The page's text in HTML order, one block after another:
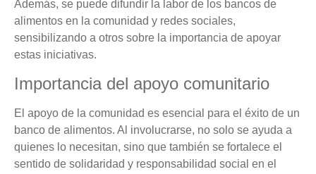
Además, se puede difundir la labor de los bancos de
alimentos en la comunidad y redes sociales,
sensibilizando a otros sobre la importancia de apoyar
estas iniciativas.
Importancia del apoyo comunitario
El apoyo de la comunidad es esencial para el éxito de un
banco de alimentos. Al involucrarse, no solo se ayuda a
quienes lo necesitan, sino que también se fortalece el
sentido de solidaridad y responsabilidad social en el